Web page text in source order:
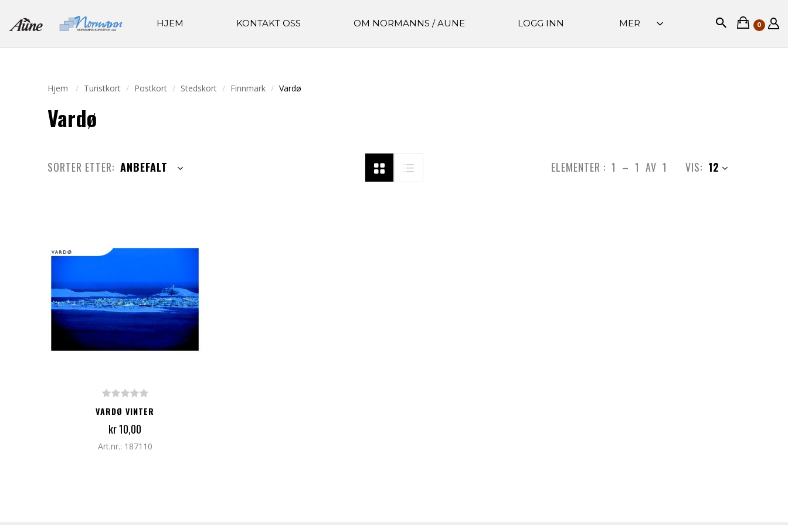
HJEM KONTAKT OSS OM NORMANNS / AUNE LOGG INN MER 0
Hjem Turistkort Postkort Stedskort Finnmark Vardø
Vardø
ELEMENTER : 1 – 1 AV 1 VIS: 12
SORTER ETTER: ANBEFALT
LEGG TIL I HANDLEKURV
VARDØ VINTER
kr 10,00
Art.nr.: 187110